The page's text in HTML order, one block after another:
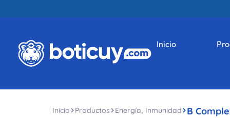
Inicio
Inicio Productos Energía, Inmunidad B